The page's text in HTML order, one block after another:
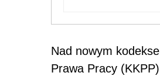
Nad nowym
Prawa Pracy